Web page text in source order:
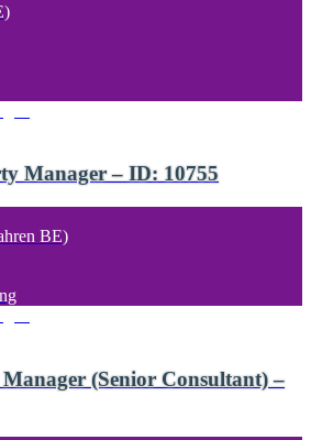
Manager – ID: 10755
BE)
(Senior Consultant) –